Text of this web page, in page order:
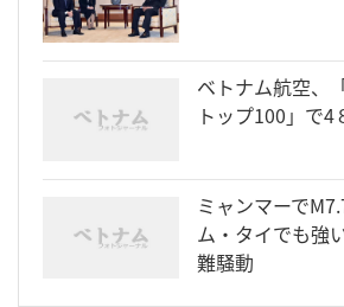
ベトナム航空、
トップ100」で4
ミャンマーで
ム・タイでも強
難騒動